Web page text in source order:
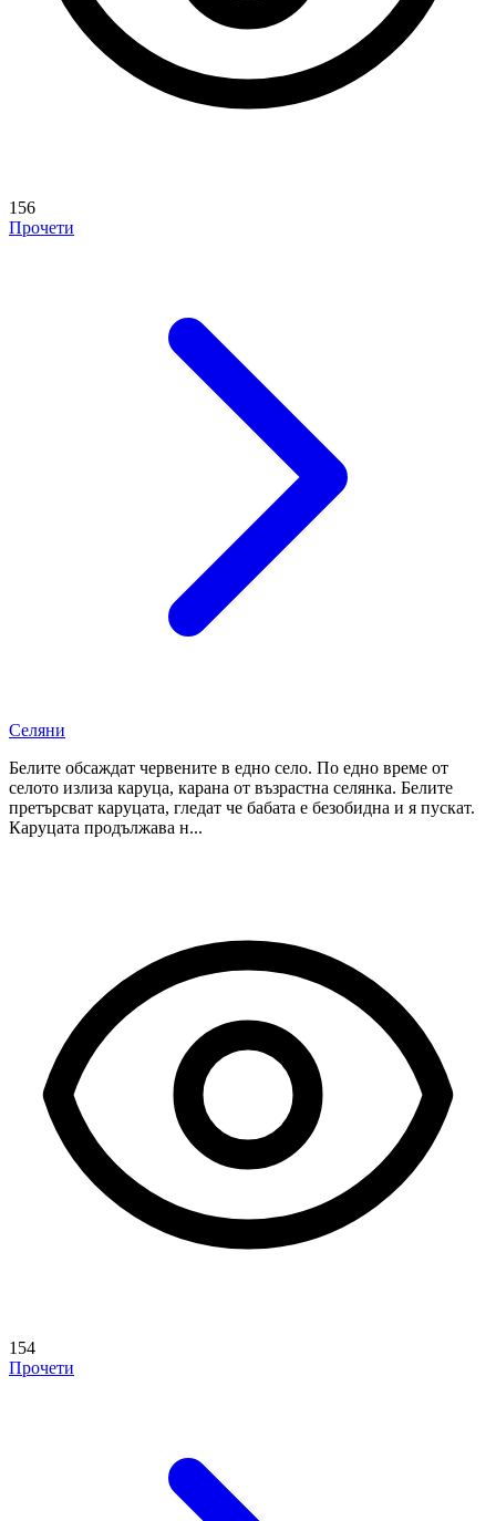
156
Прочети
Селяни
Белите обсаждат червените в едно село. По едно време от
селото излиза каруца, карана от възрастна селянка. Белите
претърсват каруцата, гледат че бабата е безобидна и я пускат.
Каруцата продължава н...
154
Прочети